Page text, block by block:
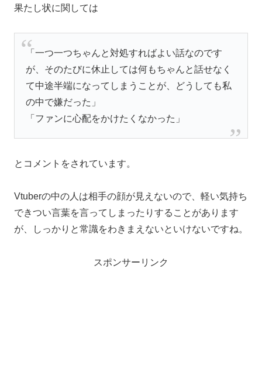
果たし状に関しては
「一つ一つちゃんと対処すればよい話なのです
が、そのたびに休止しては何もちゃんと話せなく
て中途半端になってしまうことが、どうしても私
の中で嫌だった」
「ファンに心配をかけたくなかった」
とコメントをされています。
Vtuberの中の人は相手の顔が見えないので、軽い気持ち
できつい言葉を言ってしまったりすることがあります
が、しっかりと常識をわきまえないといけないですね。
スポンサーリンク